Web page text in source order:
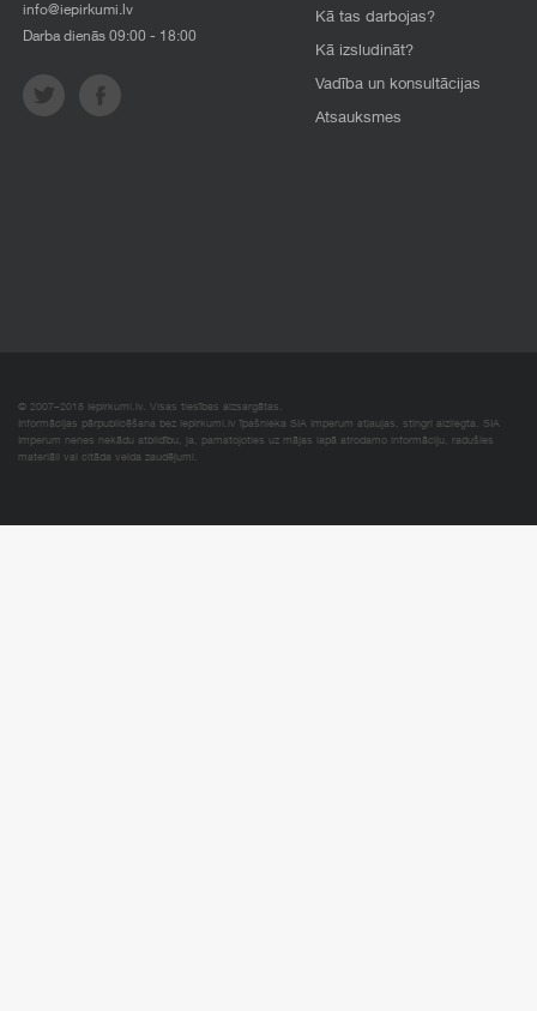
info@iepirkumi.lv
Darba dienās 09:00 - 18:00
Kā tas darbojas?
Kā izsludināt?
Vadība un konsultācijas
Atsauksmes
© 2007–2018 Iepirkumi.lv. Visas tiesības aizsargātas.
Informācijas pārpublicēšana bez iepirkumi.lv īpašnieka SIA Imperum atļaujas, stingri aizliegta. SIA
Imperum nenes nekādu atbildību, ja, pamatojoties uz mājas lapā atrodamo informāciju, radušies
materiāli vai citāda veida zaudējumi.